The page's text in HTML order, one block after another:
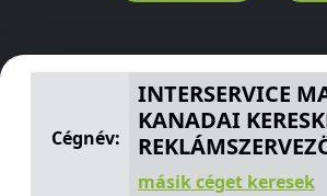
INTERSERVICE MAGYAR-KANADAI
Cégnév:
INTERSERVICE
KANADAI
másik céget keresek